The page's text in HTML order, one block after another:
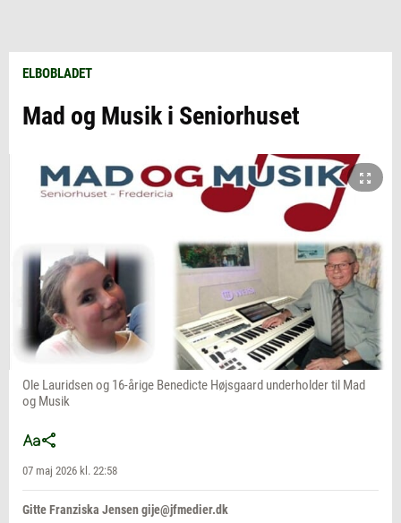
ELBOBLADET
Mad og Musik i Seniorhuset
Ole Lauridsen og 16-årige Benedicte Højsgaard underholder til Mad
og Musik
07 maj 2026 kl. 22:58
Gitte Franziska Jensen gije@jfmedier.dk